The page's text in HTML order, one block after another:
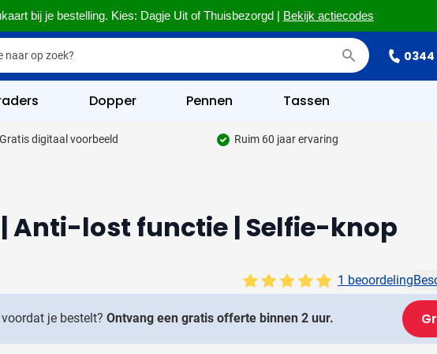
bij je bestelling. Kies: Dagje Uit of Thuisbezorgd | Bekijk actiecodes
0344
& Kantoor categorie
categorie
categorie
categorie
& Veiligheid categorie
Dopper Pennen Tassen
Gratis digitaal voorbeeld Ruim 60 jaar ervaring
Anti-lost functie | Selfie-knop
1 beoordeling
je bestelt? Ontvang een gratis offerte binnen 2 uur.